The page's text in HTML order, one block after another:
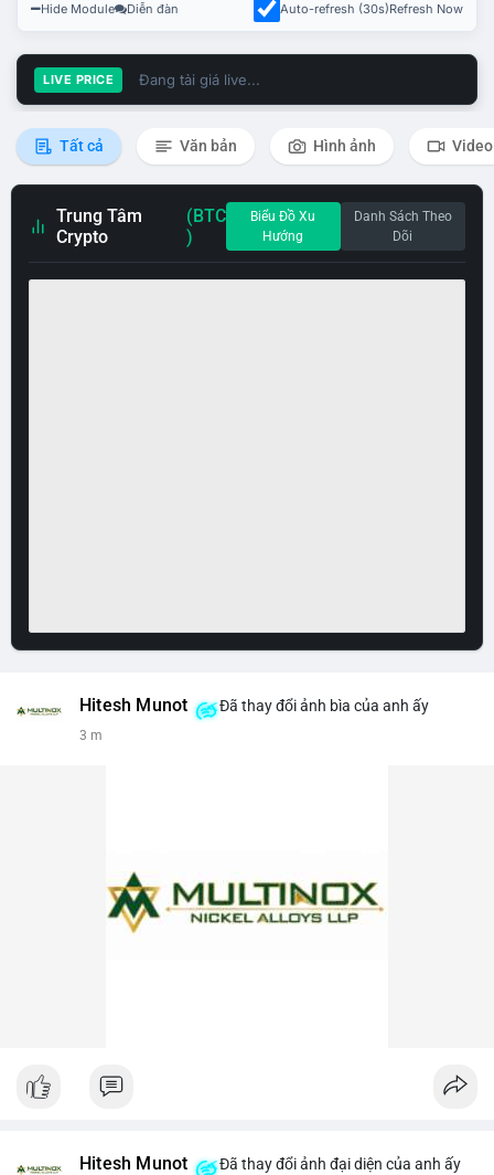
Hide Module Diễn đàn Auto-refresh (30s)Refresh Now
LIVE PRICE Đang tải giá live...
Tất cả Văn bản Hình ảnh Video
Trung Tâm
Crypto
(BTC
)
Biểu Đồ Xu
Hướng
Danh Sách Theo
Dõi
Hitesh Munot Đã thay đổi ảnh bìa của anh ấy
3 m
Hitesh Munot Đã thay đổi ảnh đại diện của anh ấy